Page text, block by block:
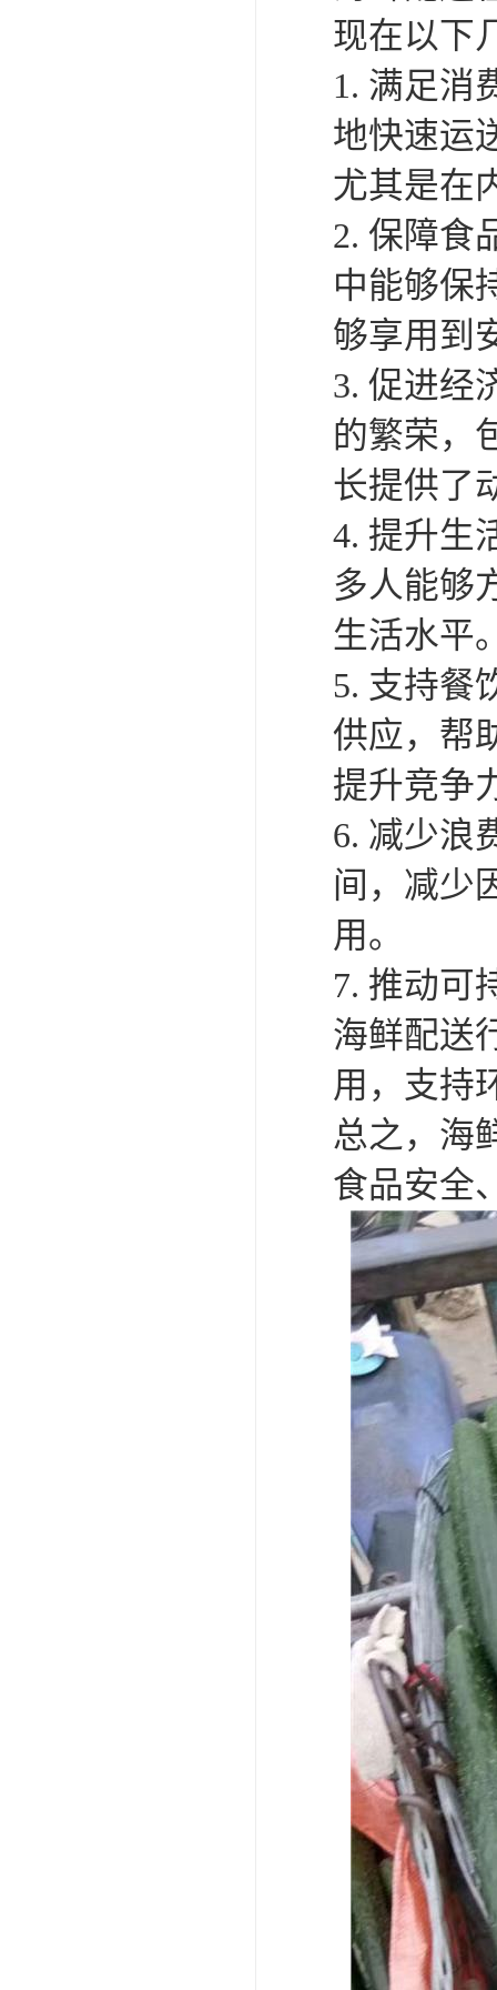
现在以下
1. 满足消
地快速运
尤其是在
2. 保障食
中能够保
够享用到
3. 促进经
的繁荣，
长提供了
4. 提升生
多人能够
生活水平
5. 支持餐
供应，帮
提升竞争
6. 减少浪
间，减少
用。
7. 推动可
海鲜配送
用，支持
总之，海
食品安全